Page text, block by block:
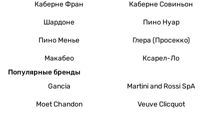
Каберне Фран Каберне Совиньон
Шардоне Пино Нуар
Пино Менье Глера (Просекко)
Макабео
Ксарел-Ло
Популярные бренды
Gancia
Martini and Rossi SpA
Moet Chandon Veuve Clicquot